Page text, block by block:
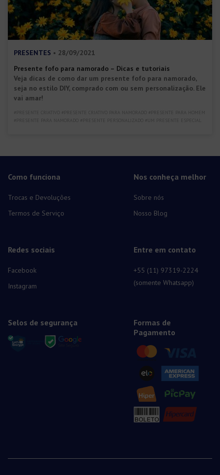
PRESENTES • 28/09/2021
Presente fofo para namorado – Dicas e tutoriais
Veja dicas de como dar um presente fofo para namorado,
seja no estilo DIY, comprado com ou sem personalização. Ele
vai amar!
Como funciona
Trocas e Devoluções
Termos de Serviço
Nos conheça melhor
Sobre nós
Nosso Blog
Redes sociais
Facebook
Instagram
Entre em contato
+55 (11) 97319-2224
(somente Whatsapp)
Selos de segurança
Formas de
Pagamento